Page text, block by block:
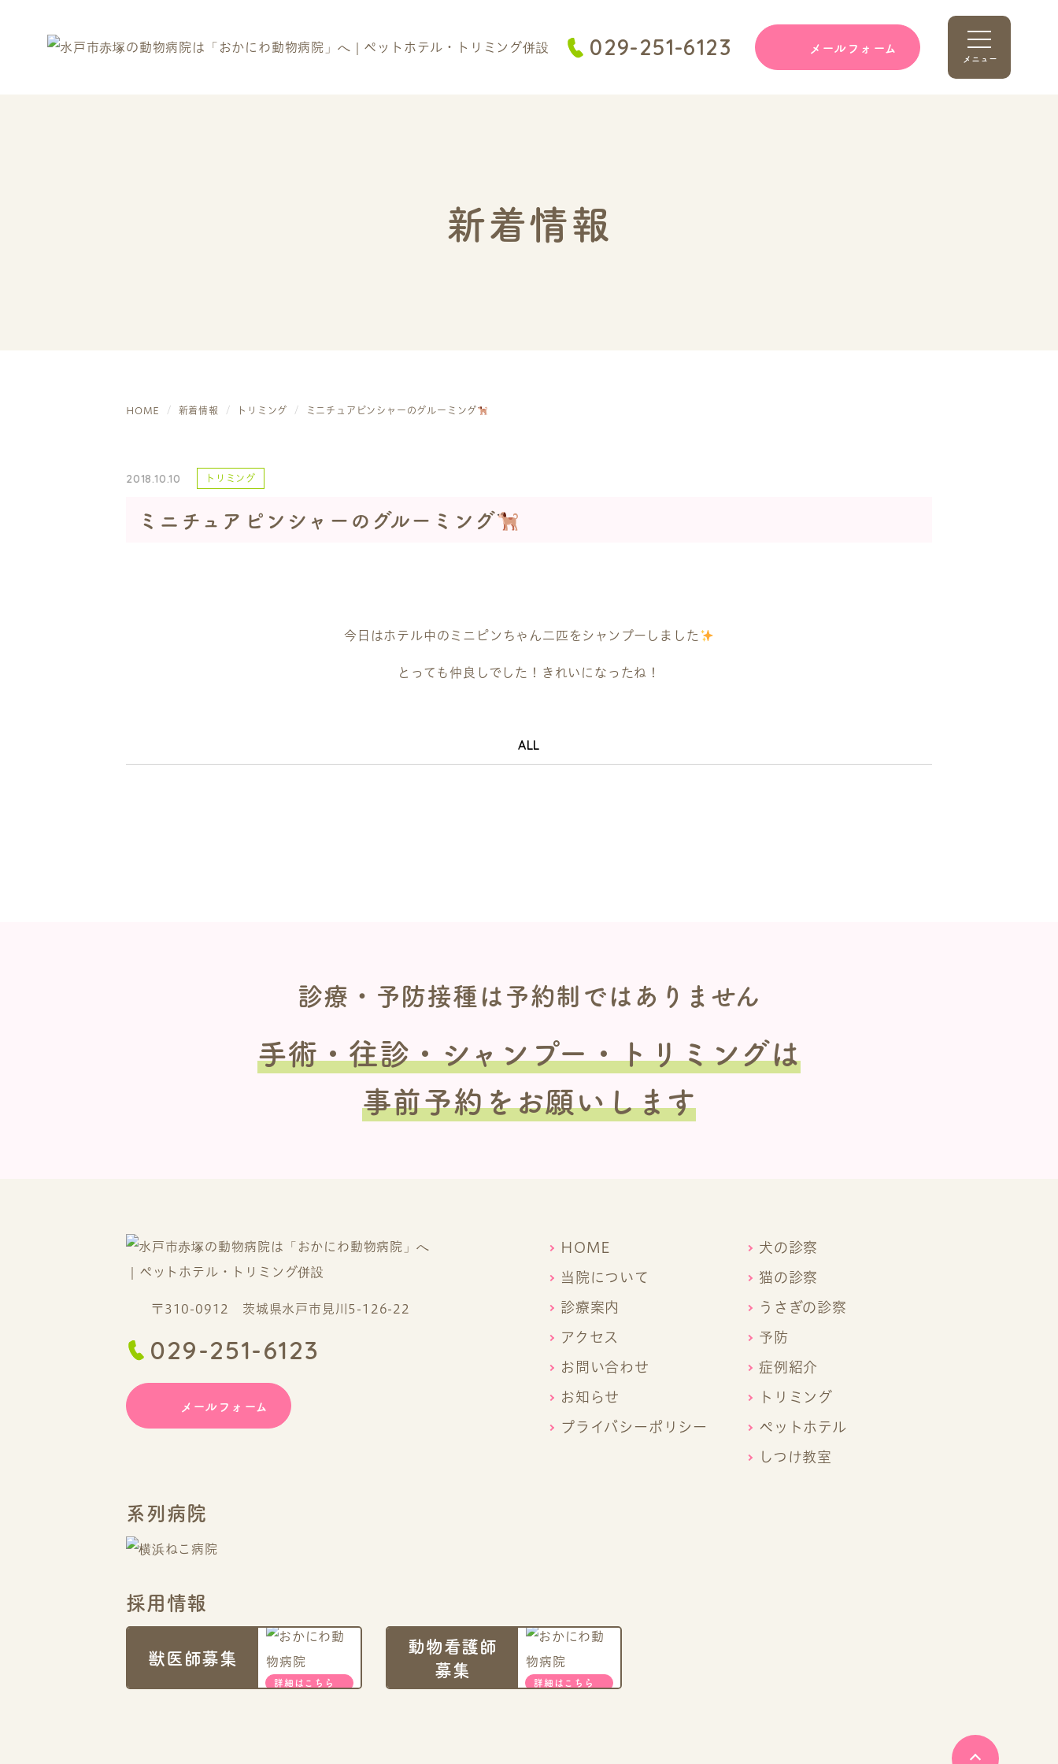
029-251-6123 メールフォーム
メニュー
新着情報
HOME 新着情報 トリミング ミニチュアピンシャーのグルーミング
2018.10.10 トリミング
ミニチュアピンシャーのグルーミング
今日はホテル中のミニピンちゃん二匹をシャンプーしました
とっても仲良しでした！きれいになったね！
ALL
診療・予防接種は予約制ではありません
手術・往診・シャンプー・トリミングは
事前予約をお願いします
〒310-0912 茨城県水戸市見川5-126-22
029-251-6123
メールフォーム
HOME
当院について
診療案内
アクセス
お問い合わせ
お知らせ
プライバシーポリシー
犬の診察
猫の診察
うさぎの診察
予防
症例紹介
トリミング
ペットホテル
しつけ教室
系列病院
採用情報
獣医師募集
詳細はこちら
動物看護師
募集
詳細はこちら